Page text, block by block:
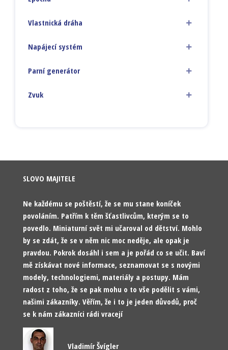
Vlastnická dráha
Napájecí systém
Parní generátor
Zvuk
SLOVO MAJITELE
Ne každému se poštěstí, že se mu stane koníček
povoláním. Patřím k těm šťastlivcům, kterým se to
povedlo. Miniaturní svět mi učaroval od dětství. Mohlo
by se zdát, že se v něm nic moc neděje, ale opak je
pravdou. Pokrok dosáhl i sem a je pořád co se učit. Baví
mě získávat nové informace, seznamovat se s novými
modely, technologiemi, materiály a postupy. Mám
radost z toho, že se pak mohu o to vše podělit s vámi,
našimi zákazníky. Věřím, že i to je jeden důvodů, proč
se k nám zákazníci rádi vracejí
Vladimír Švígler